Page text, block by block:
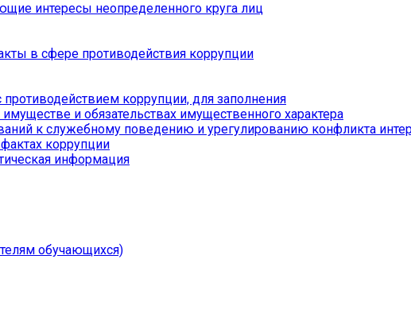
интересы неопределенного круга лиц
в сфере противодействия коррупции
коррупции, для заполнения
и обязательствах имущественного характера
к служебному поведению и урегулированию конфликта
коррупции
информация
обучающихся)